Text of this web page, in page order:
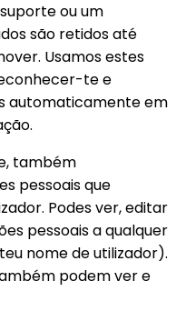
ou um
são retidos até
Usamos estes
te e
automaticamente em
também
pessoais que
Podes ver, editar
pessoais a qualquer
nome de utilizador).
podem ver e